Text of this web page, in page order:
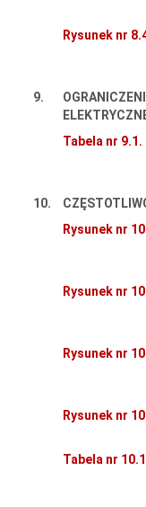
Rysunek nr
9.
Tabela nr 9.1.
10.
Rysunek nr
Rysunek nr
Rysunek nr
Rysunek nr
Tabela nr